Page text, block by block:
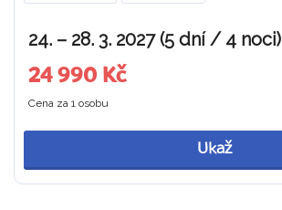
24. – 28. 3. 2027 (5 dní / 4 noci)
24 990 Kč
Cena za 1 osobu
Ukaž